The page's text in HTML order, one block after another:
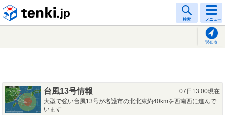
検索 メニュー
現在地
台風13号情報
07日13:00現在
大型で強い台風13号が名護市の北北東約40kmを西南西に進んで
います